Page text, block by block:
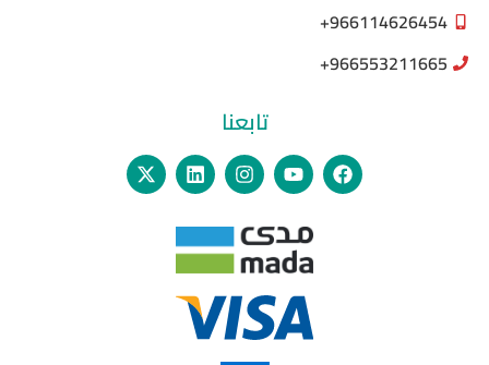
966114626454+
966553211665+
تابعنا